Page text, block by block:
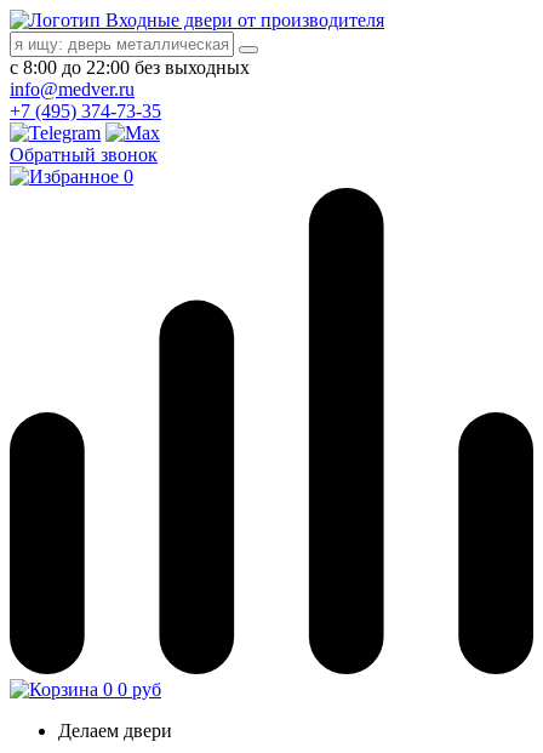
Входные двери от производителя
с 8:00 до 22:00 без выходных
info@medver.ru
+7 (495) 374-73-35
Обратный звонок
0
0 0 руб
Делаем двери